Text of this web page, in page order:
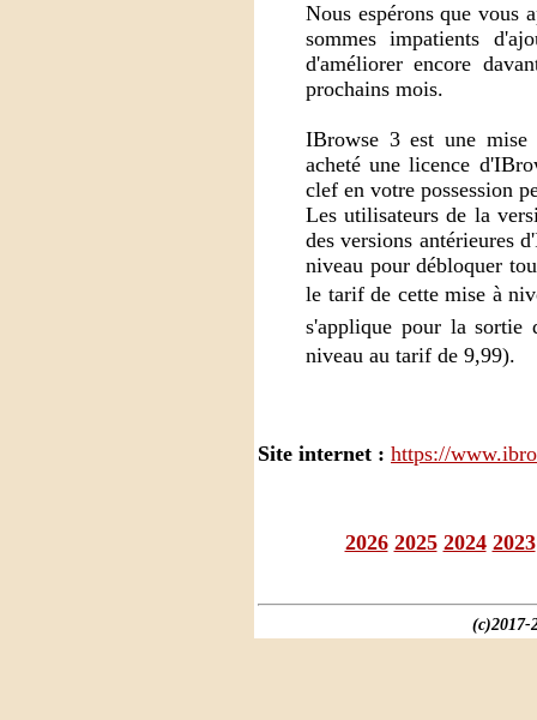
Nous espérons que vous
sommes impatients
d'améliorer encore
prochains mois.
IBrowse 3 est une
acheté une licence
clef en votre possession
Les utilisateurs de la
des versions antérieures
niveau pour débloquer
le tarif de cette mise à
s'applique pour la sortie
niveau au tarif de 9,99).
Site internet : https://
2026 2025 2024 2023
(c)2017-